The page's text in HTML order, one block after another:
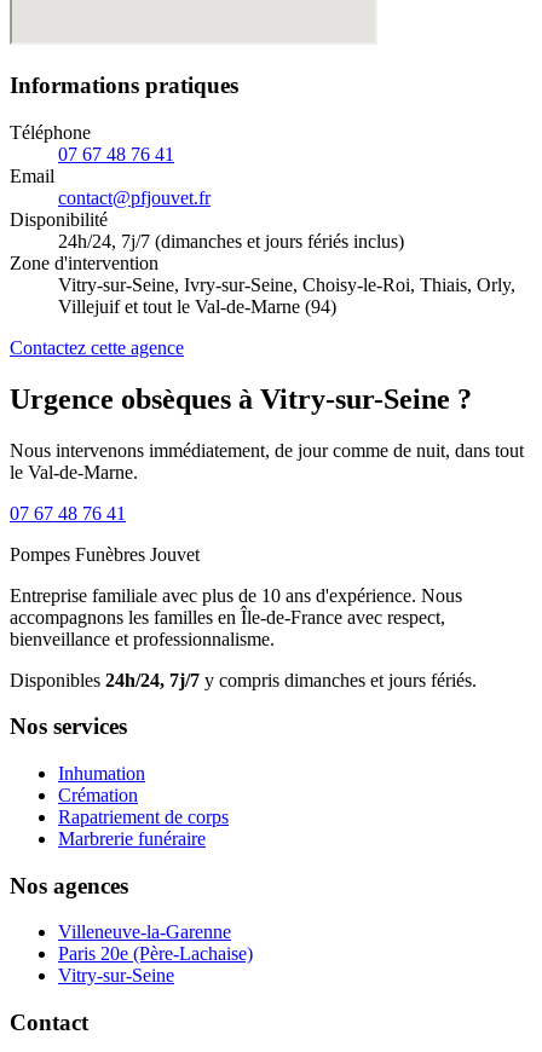
Informations pratiques
Téléphone
07 67 48 76 41
Email
contact@pfjouvet.fr
Disponibilité
24h/24, 7j/7 (dimanches et jours fériés inclus)
Zone d'intervention
Vitry-sur-Seine, Ivry-sur-Seine, Choisy-le-Roi, Thiais, Orly,
Villejuif et tout le Val-de-Marne (94)
Contactez cette agence
Urgence obsèques à Vitry-sur-Seine ?
Nous intervenons immédiatement, de jour comme de nuit, dans tout
le Val-de-Marne.
07 67 48 76 41
Pompes Funèbres Jouvet
Entreprise familiale avec plus de 10 ans d'expérience. Nous
accompagnons les familles en Île-de-France avec respect,
bienveillance et professionnalisme.
Disponibles 24h/24, 7j/7 y compris dimanches et jours fériés.
Nos services
Inhumation
Crémation
Rapatriement de corps
Marbrerie funéraire
Nos agences
Villeneuve-la-Garenne
Paris 20e (Père-Lachaise)
Vitry-sur-Seine
Contact